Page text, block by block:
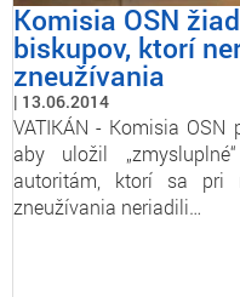
Komisia OSN
biskupov, ktorí
zneužívania
13.06.2014
VATIKÁN - Komisia
aby uložil
autoritám, ktorí sa pri
zneužívania neriadili…